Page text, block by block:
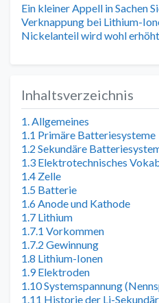
Ein kleiner Appell in Sachen
Verknappung bei Lithium-
Nickelanteil wird wohl erhöht
Inhaltsverzeichnis
1. Allgemeines
1.1 Primäre Batteriesysteme
1.2 Sekundäre
1.3 Elektrotechnisches
1.4 Zelle
1.5 Batterie
1.6 Anode und Kathode
1.7 Lithium
1.7.1 Vorkommen
1.7.2 Gewinnung
1.8 Lithium-Ionen
1.9 Elektroden
1.10 Systemspannung
1.11 Historie der Li-